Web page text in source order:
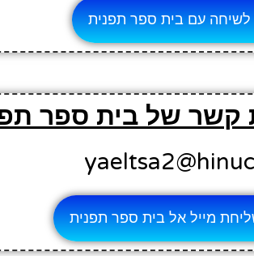
עם בית ספר תפנית
קשר של בית ספר
מייל אל בית ספר תפנית